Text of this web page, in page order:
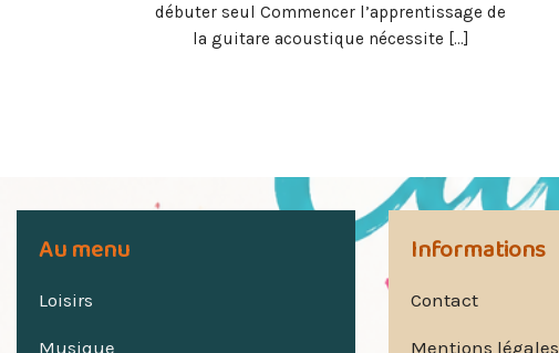
débuter seul Commencer l’apprentissage de
la guitare acoustique nécessite [...]
Au menu
Loisirs
Musique
Informations
Contact
Mentions légales